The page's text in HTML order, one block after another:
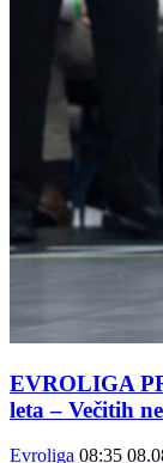
EVROLIGA
leta – Večitih
Evroliga 08:35